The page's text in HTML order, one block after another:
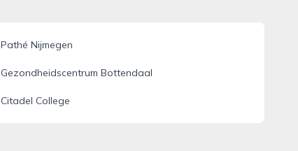
Pathé Nijmegen
Gezondheidscentrum Bottendaal
Citadel College